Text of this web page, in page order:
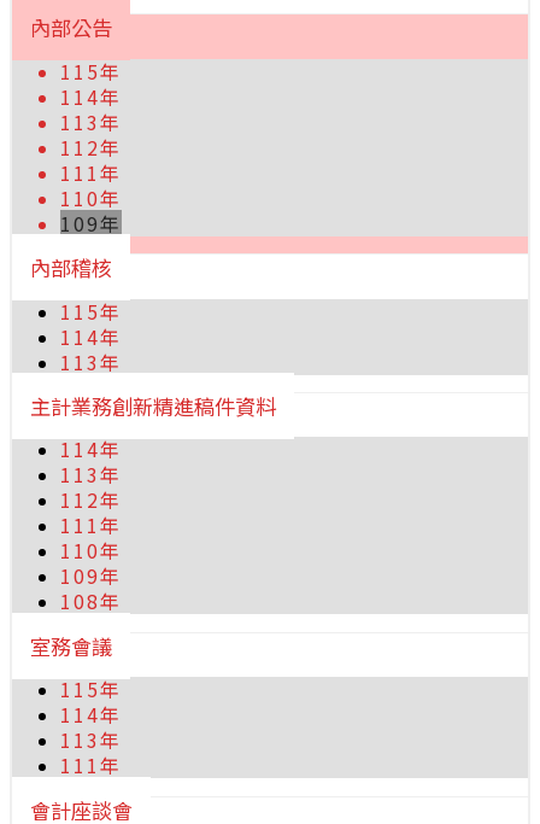
內部公告
115年
114年
113年
112年
111年
110年
109年
內部稽核
115年
114年
113年
主計業務創新精進稿件資料
114年
113年
112年
111年
110年
109年
108年
室務會議
115年
114年
113年
111年
會計座談會